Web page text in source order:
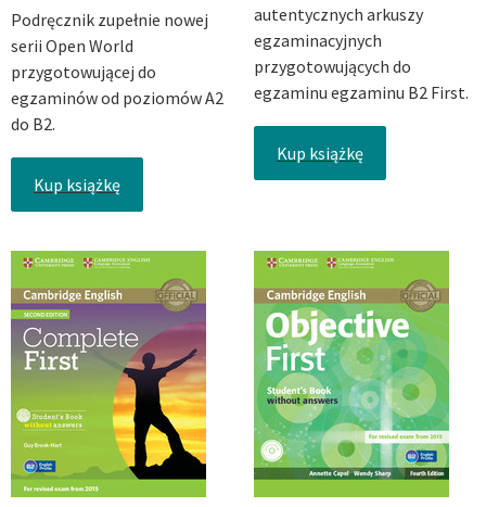
Podręcznik zupełnie nowej
serii Open World
przygotowującej do
egzaminów od poziomów A2
do B2.
Kup książkę
autentycznych arkuszy
egzaminacyjnych
przygotowujących do
egzaminu egzaminu B2 First.
Kup książkę